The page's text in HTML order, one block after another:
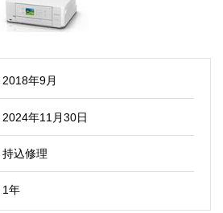
2018年9月
2024年11月30日
持込修理
1年